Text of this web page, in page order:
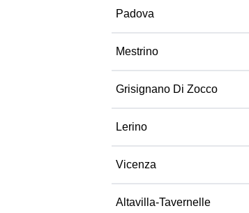
Padova
Mestrino
Grisignano Di Zocco
Lerino
Vicenza
Altavilla-Tavernelle